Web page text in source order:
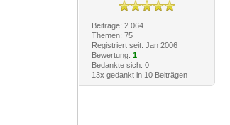
Beiträge: 2.064
Themen: 75
Registriert seit: Jan 2006
Bewertung: 1
Bedankte sich: 0
13x gedankt in 10 Beiträgen